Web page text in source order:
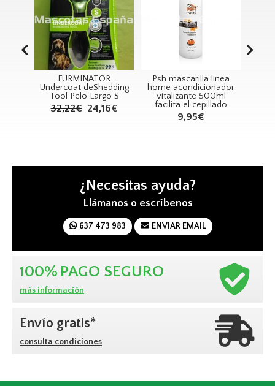
FURMINATOR
Undercoat deShedding
Tool Pelo Largo S
32,22€ 24,16€
Psh mascarilla linea
home acondicionador
vitalizante 500ml
facilita el cepillado
9,95€
¿Necesitas ayuda?
Llámanos o escríbenos
637 473 983 ENVIAR EMAIL
100% PAGO SEGURO
más información
Envío gratis*
consulta condiciones